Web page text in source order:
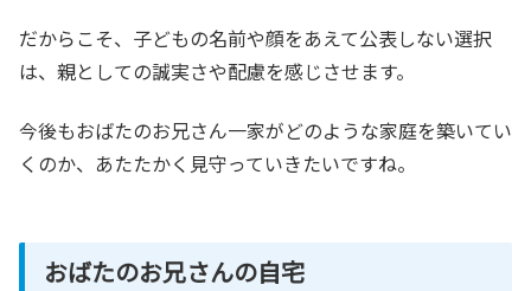
だからこそ、子どもの名前や顔をあえて公表しない選択
は、親としての誠実さや配慮を感じさせます。
今後もおばたのお兄さん一家がどのような家庭を築いてい
くのか、あたたかく見守っていきたいですね。
おばたのお兄さんの自宅